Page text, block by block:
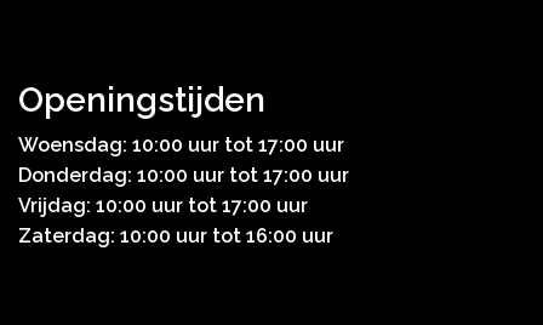
Openingstijden
Woensdag: 10:00 uur tot 17:00 uur
Donderdag: 10:00 uur tot 17:00 uur
Vrijdag: 10:00 uur tot 17:00 uur
Zaterdag: 10:00 uur tot 16:00 uur